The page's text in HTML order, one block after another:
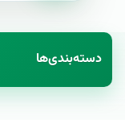
دسته‌بندی‌ها